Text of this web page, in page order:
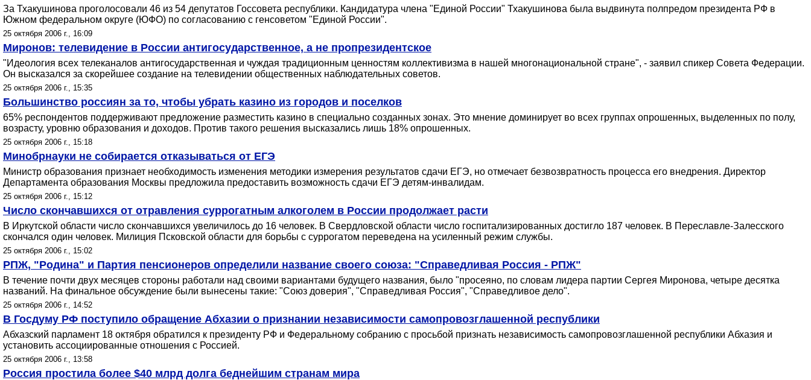
За Тхакушинова проголосовали 46 из 54 депутатов Госсовета республики. Кандидатура члена "Единой России" Тхакушинова была выдвинута полпредом президента РФ в
Южном федеральном округе (ЮФО) по согласованию с генсоветом "Единой России".
25 октября 2006 г., 16:09
Миронов: телевидение в России антигосударственное, а не пропрезидентское
"Идеология всех телеканалов антигосударственная и чуждая традиционным ценностям коллективизма в нашей многонациональной стране", - заявил спикер Совета Федерации.
Он высказался за скорейшее создание на телевидении общественных наблюдательных советов.
25 октября 2006 г., 15:35
Большинство россиян за то, чтобы убрать казино из городов и поселков
65% респондентов поддерживают предложение разместить казино в специально созданных зонах. Это мнение доминирует во всех группах опрошенных, выделенных по полу,
возрасту, уровню образования и доходов. Против такого решения высказались лишь 18% опрошенных.
25 октября 2006 г., 15:18
Минобрнауки не собирается отказываться от ЕГЭ
Министр образования признает необходимость изменения методики измерения результатов сдачи ЕГЭ, но отмечает безвозвратность процесса его внедрения. Директор
Департамента образования Москвы предложила предоставить возможность сдачи ЕГЭ детям-инвалидам.
25 октября 2006 г., 15:12
Число скончавшихся от отравления суррогатным алкоголем в России продолжает расти
В Иркутской области число скончавшихся увеличилось до 16 человек. В Свердловской области число госпитализированных достигло 187 человек. В Переславле-Залесского
скончался один человек. Милиция Псковской области для борьбы с суррогатом переведена на усиленный режим службы.
25 октября 2006 г., 15:02
РПЖ, "Родина" и Партия пенсионеров определили название своего союза: "Справедливая Россия - РПЖ"
В течение почти двух месяцев стороны работали над своими вариантами будущего названия, было "просеяно, по словам лидера партии Сергея Миронова, четыре десятка
названий. На финальное обсуждение были вынесены такие: "Союз доверия", "Справедливая Россия", "Справедливое дело".
25 октября 2006 г., 14:52
В Госдуму РФ поступило обращение Абхазии о признании независимости самопровозглашенной республики
Абхазский парламент 18 октября обратился к президенту РФ и Федеральному собранию с просьбой признать независимость самопровозглашенной республики Абхазия и
установить ассоциированные отношения с Россией.
25 октября 2006 г., 13:58
Россия простила более $40 млрд долга беднейшим странам мира